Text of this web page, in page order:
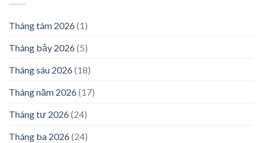
Tháng tám 2026(1)
Tháng bảy 2026(5)
Tháng sáu 2026(18)
Tháng năm 2026(17)
Tháng tư 2026(24)
Tháng ba 2026(24)